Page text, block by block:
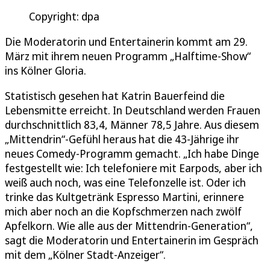
Copyright: dpa
Die Moderatorin und Entertainerin kommt am 29.
März mit ihrem neuen Programm „Halftime-Show“
ins Kölner Gloria.
Statistisch gesehen hat Katrin Bauerfeind die
Lebensmitte erreicht. In Deutschland werden Frauen
durchschnittlich 83,4, Männer 78,5 Jahre. Aus diesem
„Mittendrin“-Gefühl heraus hat die 43-Jährige ihr
neues Comedy-Programm gemacht. „Ich habe Dinge
festgestellt wie: Ich telefoniere mit Earpods, aber ich
weiß auch noch, was eine Telefonzelle ist. Oder ich
trinke das Kultgetränk Espresso Martini, erinnere
mich aber noch an die Kopfschmerzen nach zwölf
Apfelkorn. Wie alle aus der Mittendrin-Generation“,
sagt die Moderatorin und Entertainerin im Gespräch
mit dem „Kölner Stadt-Anzeiger“.